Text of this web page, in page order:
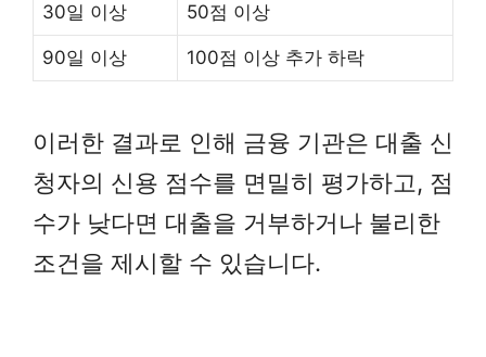
30일 이상 50점 이상
90일 이상 100점 이상 추가 하락
이러한 결과로 인해 금융 기관은 대출 신
청자의 신용 점수를 면밀히 평가하고, 점
수가 낮다면 대출을 거부하거나 불리한
조건을 제시할 수 있습니다.